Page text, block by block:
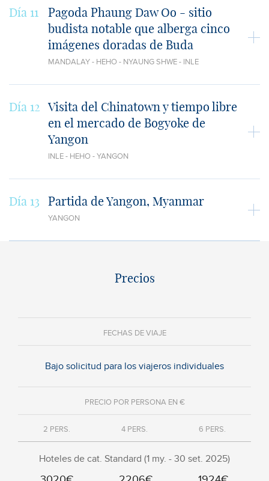
Día 11
Pagoda Phaung Daw Oo - sitio
budista notable que alberga cinco
imágenes doradas de Buda
MANDALAY - HEHO - NYAUNG SHWE - INLE
Día 12
Visita del Chinatown y tiempo libre
en el mercado de Bogyoke de
Yangon
INLE - HEHO - YANGON
Día 13 Partida de Yangon, Myanmar
YANGON
Precios
FECHAS DE VIAJE
Bajo solicitud para los viajeros individuales
PRECIO POR PERSONA EN €
2 PERS. 4 PERS. 6 PERS.
Hoteles de cat. Standard (1 my. - 30 set. 2025)